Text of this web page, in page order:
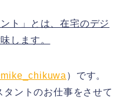
ト」とは、在宅のデジ
します。
）です。
ントのお仕事をさせて